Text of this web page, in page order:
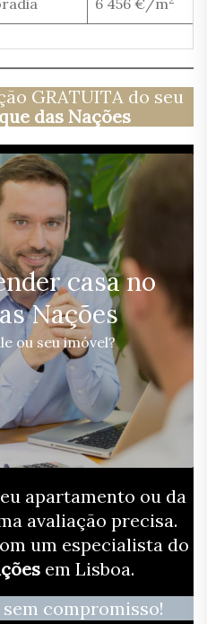
6 456 €/m
GRATUITA do seu
das Nações
casa no
Nações
ou seu imóvel?
apartamento ou da
avaliação precisa.
um especialista do
em Lisboa.
compromisso!